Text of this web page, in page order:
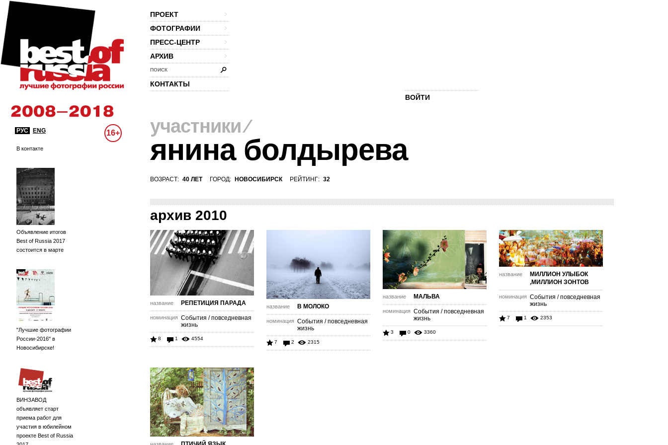
ПРОЕКТ
ФОТОГРАФИИ
ПРЕСС-ЦЕНТР
АРХИВ
ПОИСК
КОНТАКТЫ
ВОЙТИ
РУС ENG 16+
В контакте
Объявление итогов
Best of Russia 2017
состоится в марте
"Лучшие фотографии
России-2016" в
Новосибирске!
ВИНЗАВОД
объявляет старт
приема работ для
участия в юбилейном
проекте Best of Russia
участники⁄
янина болдырева
ВОЗРАСТ: 40 ЛЕТ ГОРОД: НОВОСИБИРСК РЕЙТИНГ: 32
архив 2010
название РЕПЕТИЦИЯ ПАРАДА
номинация События / повседневная
жизнь
8 1 4554
название В МОЛОКО
номинация События / повседневная
жизнь
7 2 2315
название МАЛЬВА
номинация События / повседневная
жизнь
3 0 3360
название
МИЛЛИОН УЛЫБОК
,МИЛЛИОН ЗОНТОВ
номинация События / повседневная
жизнь
7 1 2353